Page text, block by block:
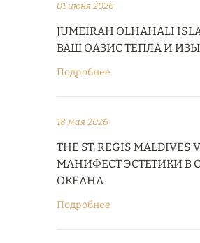
01 июня 2026
JUMEIRAH OLHAHALI
ВАШ ОАЗИС ТЕПЛА И
Подробнее
18 мая 2026
THE ST. REGIS MALDIVES
МАНИФЕСТ ЭСТЕТИКИ В
ОКЕАНА
Подробнее